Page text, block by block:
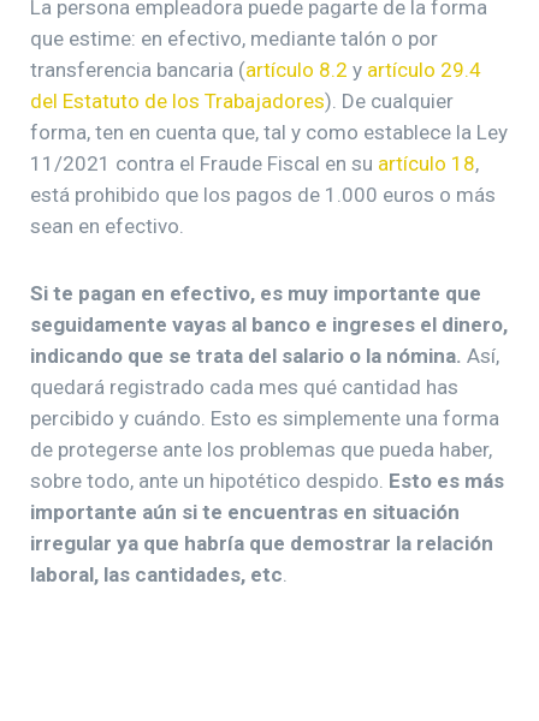
La persona empleadora puede pagarte de la forma
que estime: en efectivo, mediante talón o por
transferencia bancaria (artículo 8.2 y artículo 29.4
del Estatuto de los Trabajadores). De cualquier
forma, ten en cuenta que, tal y como establece la Ley
11/2021 contra el Fraude Fiscal en su artículo 18,
está prohibido que los pagos de 1.000 euros o más
sean en efectivo.
Si te pagan en efectivo, es muy importante que
seguidamente vayas al banco e ingreses el dinero,
indicando que se trata del salario o la nómina. Así,
quedará registrado cada mes qué cantidad has
percibido y cuándo. Esto es simplemente una forma
de protegerse ante los problemas que pueda haber,
sobre todo, ante un hipotético despido. Esto es más
importante aún si te encuentras en situación
irregular ya que habría que demostrar la relación
laboral, las cantidades, etc.